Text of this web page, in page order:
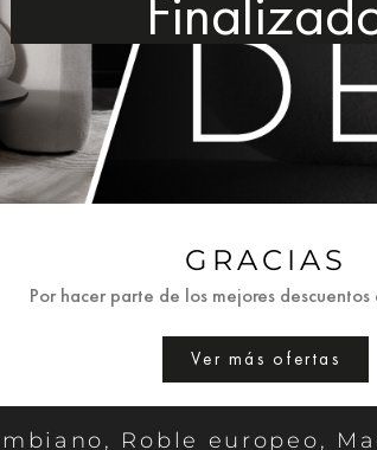
GRACIAS
Por hacer parte de los mejores descuentos
Ver más ofertas
Roble europeo,